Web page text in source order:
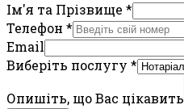
Ім'я та Прізвище *
Телефон *
Email
Виберіть послугу *
Опишіть, що Вас цікавить